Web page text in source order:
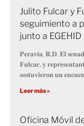
Julito Fulcar y
seguimiento a
junto a EGEHID
𝐏𝐞𝐫𝐚𝐯𝐢𝐚, 𝐑.𝐃. 𝐄𝐥
𝐅𝐮𝐥𝐜𝐚𝐫, 𝐲
𝐬𝐨𝐬𝐭𝐮𝐯𝐢𝐞𝐫𝐨𝐧 𝐮𝐧
Leer más »
Oficina Móvil